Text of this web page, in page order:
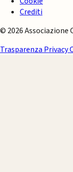
Crediti
© 2026 Associazione
Trasparenza Privacy